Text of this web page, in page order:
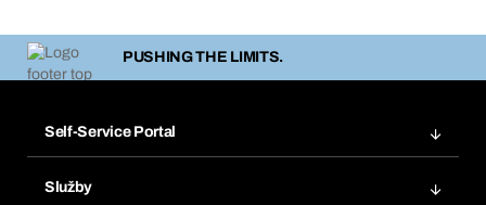
PUSHING THE LIMITS.
Self-Service Portal
Služby